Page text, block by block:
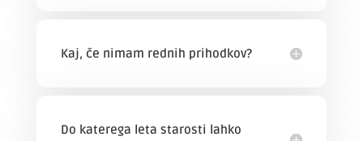
Kaj, če nimam rednih prihodkov?
Do katerega leta starosti lahko